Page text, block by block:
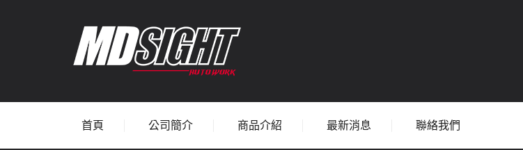
首頁 公司簡介 商品介紹 最新消息 聯絡我們